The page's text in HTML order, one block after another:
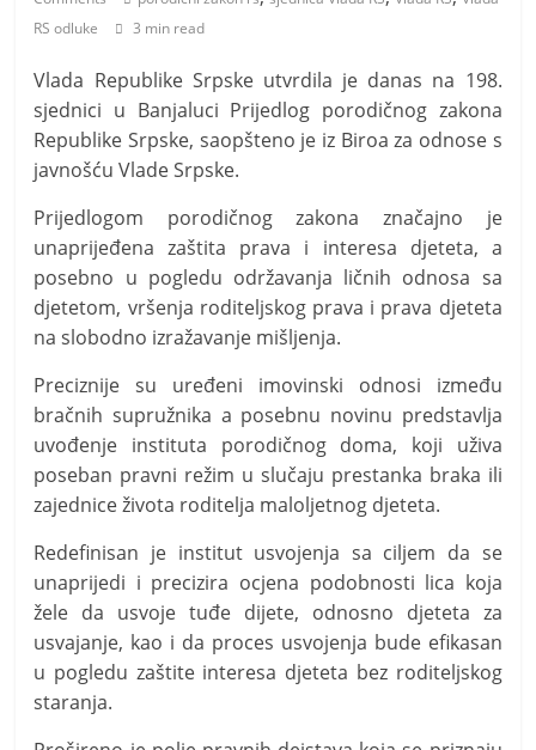
i
t
i
v
n
i
i
j
e
t
i
RS odluke
3 min read
Vlada Republike Srpske utvrdila je danas na 198.
sjednici u Banjaluci Prijedlog porodičnog zakona
Republike Srpske, saopšteno je iz Biroa za odnose s
javnošću Vlade Srpske.
Prijedlogom porodičnog zakona značajno je
unaprijeđena zaštita prava i interesa djeteta, a
posebno u pogledu održavanja ličnih odnosa sa
djetetom, vršenja roditeljskog prava i prava djeteta
na slobodno izražavanje mišljenja.
Preciznije su uređeni imovinski odnosi između
bračnih supružnika a posebnu novinu predstavlja
uvođenje instituta porodičnog doma, koji uživa
poseban pravni režim u slučaju prestanka braka ili
zajednice života roditelja maloljetnog djeteta.
Redefinisan je institut usvojenja sa ciljem da se
unaprijedi i precizira ocjena podobnosti lica koja
žele da usvoje tuđe dijete, odnosno djeteta za
usvajanje, kao i da proces usvojenja bude efikasan
u pogledu zaštite interesa djeteta bez roditeljskog
staranja.